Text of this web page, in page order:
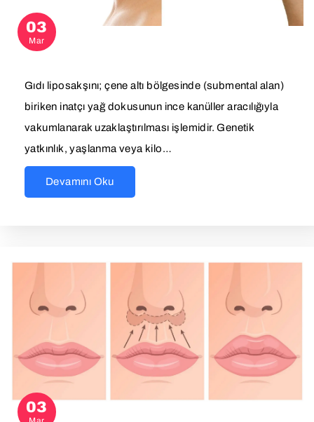
03
Mar
Gıdı liposakşını; çene altı bölgesinde (submental alan)
biriken inatçı yağ dokusunun ince kanüller aracılığıyla
vakumlanarak uzaklaştırılması işlemidir. Genetik
yatkınlık, yaşlanma veya kilo…
Devamını Oku
03